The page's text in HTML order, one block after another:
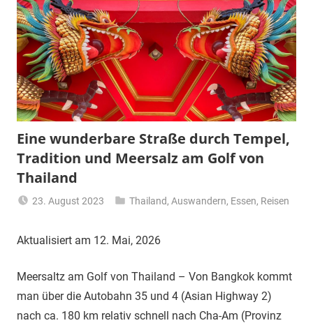
Eine wunderbare Straße durch Tempel,
Tradition und Meersalz am Golf von
Thailand
23. August 2023
Thailand,Auswandern, Essen, Reisen
Aktualisiert am 12. Mai, 2026
Meersaltz am Golf von Thailand – Von Bangkok kommt
man über die Autobahn 35 und 4 (Asian Highway 2)
nach ca. 180 km relativ schnell nach Cha-Am (Provinz